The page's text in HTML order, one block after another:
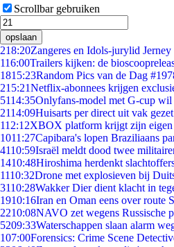
Scrollbar gebruiken
opslaan
218:20Zangeres en Idols-jurylid
116:00Trailers kijken: de
1815:23Random Pics van de Dag
215:21Netflix-abonnees krijgen
5114:35Onlyfans-model met G-cup wil
2114:09Huisarts per direct uit vak
112:12XBOX platform krijgt zijn
1011:27Capibara's lopen Braziliaans
4110:59Israël meldt dood twee
1410:48Hiroshima herdenkt
1110:32Drone met explosieven bij
3110:28Wakker Dier dient klacht in
1910:16Iran en Oman eens over route
2210:08NAVO zet wegens Russische
5209:33Waterschappen slaan alarm
107:00Forensics: Crime Scene